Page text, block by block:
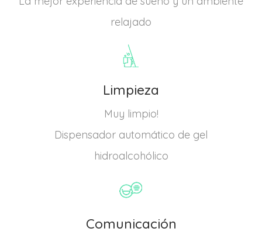
relajado
Limpieza
Muy limpio!
Dispensador automático de gel
hidroalcohólico
Comunicación